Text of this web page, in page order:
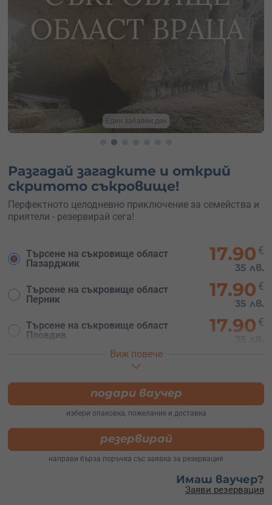
Следвай посоката
Разгадай загадките и открий
скритото съкровище!
Перфектното целодневно приключение за семейства и
приятели - резервирай сега!
Търсене на съкровище област
Пазарджик
17.90 €
35 лв.
Търсене на съкровище област
Перник
17.90 €
35 лв.
Търсене на съкровище област
Пловдив
17.90 €
Търсене на съкровище област
Търсене на съкровище област
Шумен
Търсене на съкровище област
17.90€
35 лв.
Виж повече
подари ваучер
избери опаковка, пожелание и доставка
резервирай
направи бърза поръчка със заявка за резервация
Имаш ваучер?
Заяви резервация